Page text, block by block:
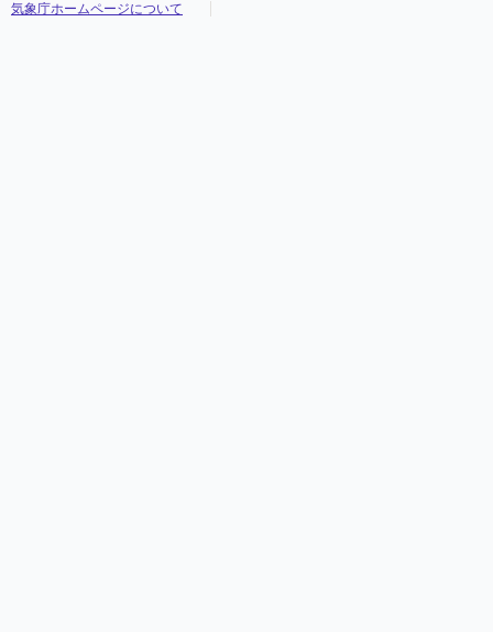
気象庁ホームページについて